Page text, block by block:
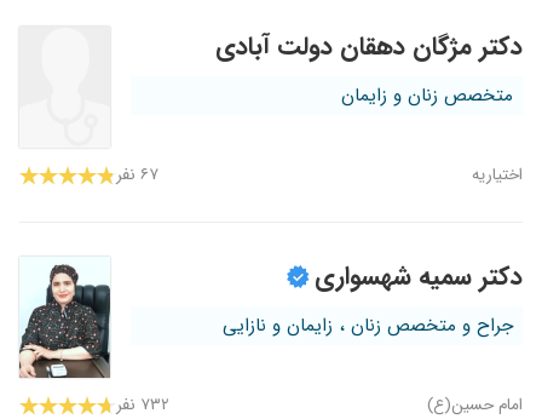
دکتر مژگان دهقان دولت آبادی
متخصص زنان و زایمان
اختیاریه ۶۷ نفر
دکتر سمیه شهسواری
جراح و متخصص زنان ، زایمان و نازایی
امام حسین(ع) ۷۳۲ نفر